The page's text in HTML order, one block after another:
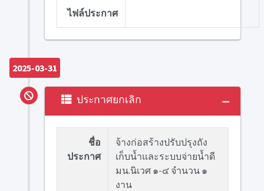
ไฟล์ประกาศ
2025-03-31
ประกาศยกเลิก
ชื่อ
ประกาศ
จ้างก่อสร้างปรับปรุงถัง
เก็บน้ำและระบบจ่ายน้ำดี
มน.นิเวศ ๑-๔ จำนวน ๑
งาน